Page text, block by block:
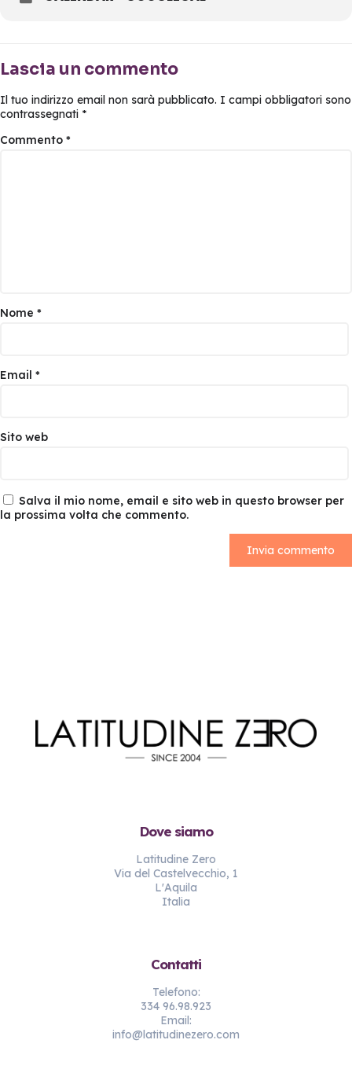
Lascia un commento
Il tuo indirizzo email non sarà pubblicato. I campi obbligatori sono
contrassegnati *
Commento *
Nome *
Email *
Sito web
Salva il mio nome, email e sito web in questo browser per
la prossima volta che commento.
Dove siamo
Latitudine Zero
Via del Castelvecchio, 1
L'Aquila
Italia
Contatti
Telefono:
334 96.98.923
Email:
info@latitudinezero.com